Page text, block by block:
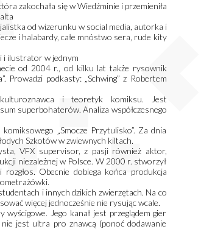
zakochała się w Wiedźminie i przemieniła
od wizerunku w social media, autorka i
i halabardy, całe mnóstwo sera, rude kity
i ilustrator w jednym
od 2004 r., od kilku lat także rysownik
Prowadzi podkasty: „Schwing” z Robertem
i teoretyk komiksu. Jest
superbohaterów. Analiza współczesnego
„Smocze Przytulisko”. Za dnia
Szkotów w zwiewnych kiltach.
VFX supervisor, z pasji również aktor,
niezależnej w Polsce. W 2000 r. stworzył
Obecnie dobiega końca produkcja
i innych dzikich zwierzętach. Na co
więcej jednocześnie nie rysując wcale.
Jego kanał jest przeglądem gier
jest ultra pro znawcą (ponoć dodawanie